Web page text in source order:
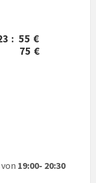
: 55 €
75 €
von 19:00- 20:30